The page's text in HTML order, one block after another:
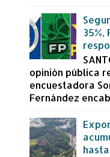
35%,
opinión pública
encuestadora
Fernández